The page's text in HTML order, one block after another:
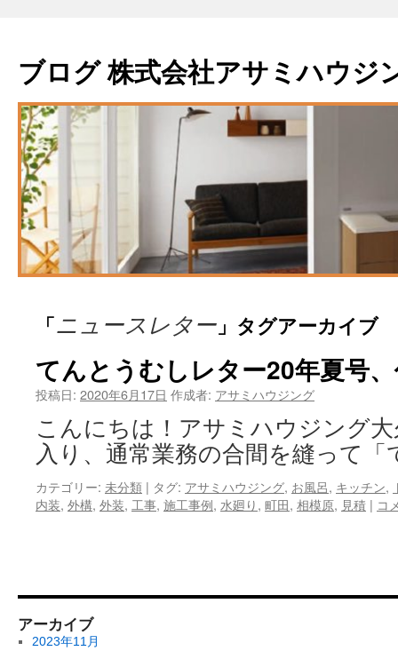
ブログ 株式会社アサミハウジ
「ニュースレター 」タグアーカイブ
てんとうむしレター20年夏号
投稿日: 2020年6月17日 作成者: アサミハウジング
こんにちは！アサミハウジング
入り、通常業務の合間を縫って
カテゴリー: 未分類 | タグ: アサミハウジング, お風呂, キッチン,
内装, 外構, 外装, 工事, 施工事例, 水廻り, 町田, 相模原, 見積 | コ
アーカイブ
2023年11月